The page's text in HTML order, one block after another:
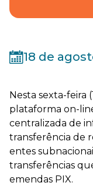
18 de
Nesta sexta-feira
plataforma on-
centralizada de
transferência de
entes
transferências
emendas PIX.